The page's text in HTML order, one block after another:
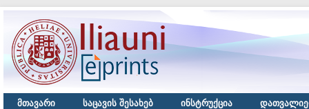
მთავარი საცავის შესახებ ინსტრუქცია